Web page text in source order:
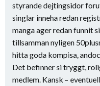
styrande dejtingsidor
singlar inneha redan
manga ager redan funnit
tillsamman nyligen
hitta goda kompisa,
Det befinner si tryggt,
medlem. Kansk –